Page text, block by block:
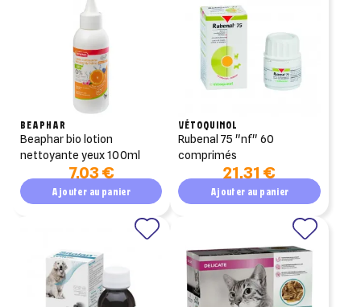
BEAPHAR
beaphar bio lotion
nettoyante yeux 100ml
7,03 €
Ajouter au panier
VÉTOQUINOL
rubenal 75 "nf" 60
comprimés
21,31 €
Ajouter au panier